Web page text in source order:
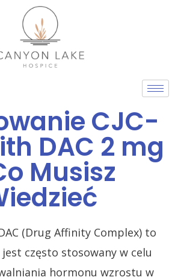
CJC-
DAC 2 mg
Musisz
(Drug Affinity Complex) to
często stosowany w celu
hormonu wzrostu w